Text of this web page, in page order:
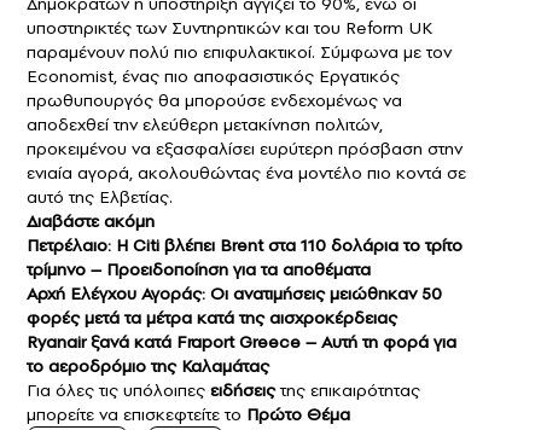
υποστηρικτές των Συντηρητικών και του Reform UK
παραμένουν πολύ πιο επιφυλακτικοί. Σύμφωνα με τον
Economist, ένας πιο αποφασιστικός Εργατικός
πρωθυπουργός θα μπορούσε ενδεχομένως να
αποδεχθεί την ελεύθερη μετακίνηση πολιτών,
προκειμένου να εξασφαλίσει ευρύτερη πρόσβαση στην
ενιαία αγορά, ακολουθώντας ένα μοντέλο πιο κοντά σε
αυτό της Ελβετίας.
Διαβάστε ακόμη
Πετρέλαιο: Η Citi βλέπει Brent στα 110 δολάρια το τρίτο
τρίμηνo – Προειδοποίηση για τα αποθέματα
Αρχή Ελέγχου Αγοράς: Οι ανατιμήσεις μειώθηκαν 50
φορές μετά τα μέτρα κατά της αισχροκέρδειας
Ryanair ξανά κατά Fraport Greece – Αυτή τη φορά για
το αεροδρόμιο της Καλαμάτας
Για όλες τις υπόλοιπες ειδήσειςτης επικαιρότητας
μπορείτε να επισκεφτείτε το Πρώτο Θέμα